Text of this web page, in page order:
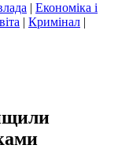
| Економіка і
| Кримінал |